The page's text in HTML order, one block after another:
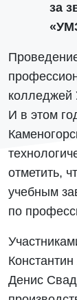
за
колледжей
И в этом
отметить,
учебным
по
Денис